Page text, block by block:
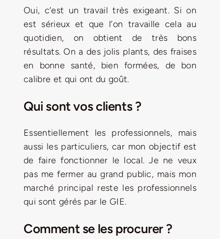
Oui, c’est un travail très exigeant. Si on
est sérieux et que l’on travaille cela au
quotidien, on obtient de très bons
résultats. On a des jolis plants, des fraises
en bonne santé, bien formées, de bon
calibre et qui ont du goût.
Qui sont vos clients ?
Essentiellement les professionnels, mais
aussi les particuliers, car mon objectif est
de faire fonctionner le local. Je ne veux
pas me fermer au grand public, mais mon
marché principal reste les professionnels
qui sont gérés par le GIE.
Comment se les procurer ?